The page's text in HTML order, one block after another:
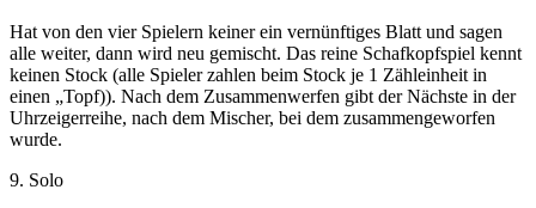
Hat von den vier Spielern keiner ein vernünftiges Blatt und sagen
alle weiter, dann wird neu gemischt. Das reine Schafkopfspiel kennt
keinen Stock (alle Spieler zahlen beim Stock je 1 Zähleinheit in
einen „Topf)). Nach dem Zusammenwerfen gibt der Nächste in der
Uhrzeigerreihe, nach dem Mischer, bei dem zusammengeworfen
wurde.
9. Solo